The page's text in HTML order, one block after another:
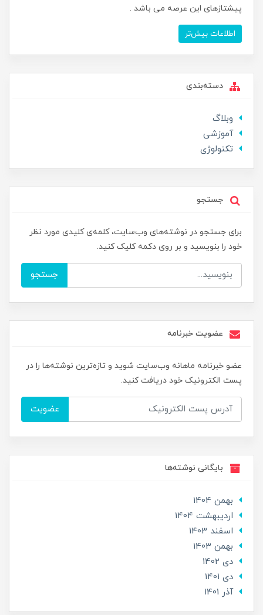
پیشتازهای این عرصه می باشد .
اطلاعات بیش‌تر
دسته‌بندی
وبلاگ
آموزشی
تکنولوژی
جستجو
برای جستجو در نوشته‌های وب‌سایت، کلمه‌ی کلیدی مورد نظر
خود را بنویسید و بر روی دکمه کلیک کنید.
جستجو
عضویت خبرنامه
عضو خبرنامه ماهانه وب‌سایت شوید و تازه‌ترین نوشته‌ها را در
پست الکترونیک خود دریافت کنید.
عضویت
بایگانی نوشته‌ها
بهمن 1404
ارديبهشت 1404
اسفند 1403
بهمن 1403
دی 1402
دی 1401
آذر 1401